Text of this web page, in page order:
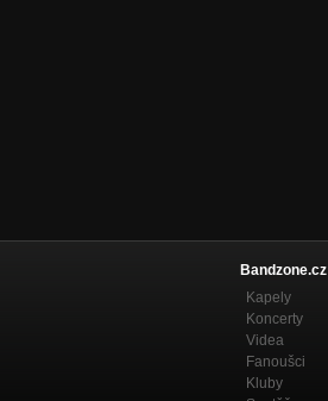
Bandzone.cz
Kapely
Koncerty
Videa
Fanoušci
Kluby